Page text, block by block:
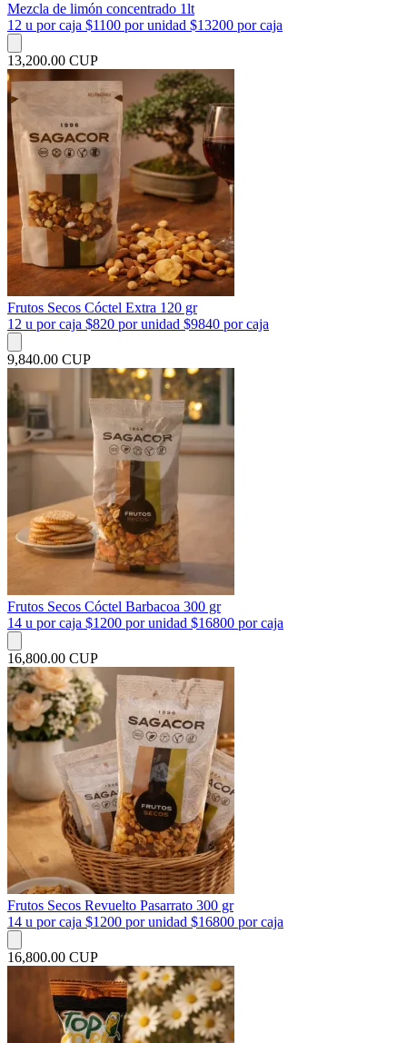
Mezcla de limón concentrado 1lt
12 u por caja $1100 por unidad $13200 por caja
13,200.00 CUP
Frutos Secos Cóctel Extra 120 gr
12 u por caja $820 por unidad $9840 por caja
9,840.00 CUP
Frutos Secos Cóctel Barbacoa 300 gr
14 u por caja $1200 por unidad $16800 por caja
16,800.00 CUP
Frutos Secos Revuelto Pasarrato 300 gr
14 u por caja $1200 por unidad $16800 por caja
16,800.00 CUP